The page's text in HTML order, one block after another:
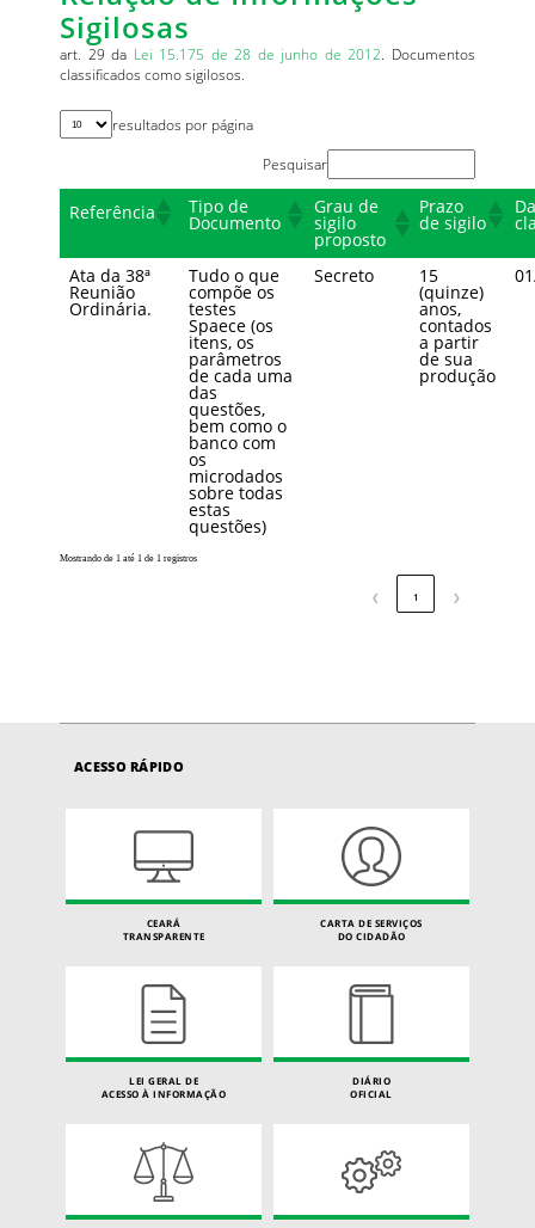
Sigilosas
art. 29 da Lei 15.175 de 28 de junho de 2012 . Documentos
classificados como sigilosos.
resultados por página
Pesquisar
Referência Tipo de
Documento
Grau de
sigilo
proposto
Prazo
de sigilo
Ata da 38ª
Reunião
Ordinária.
Tudo o que
compõe os
testes
Spaece (os
itens, os
parâmetros
de cada uma
das
questões,
bem como o
banco com
os
microdados
sobre todas
estas
questões)
Secreto 15
(quinze)
anos,
contados
a partir
de sua
produção
Mostrando de 1 até 1 de 1 registros
❮ 1 ❯
ACESSO RÁPIDO
CEARÁ
TRANSPARENTE
CARTA DE SERVIÇOS
DO CIDADÃO
LEI GERAL DE
ACESSO À INFORMAÇÃO
DIÁRIO
OFICIAL